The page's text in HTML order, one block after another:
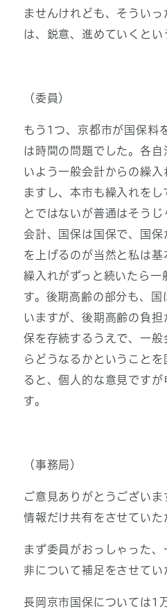
ませんけれども、そうい
は、鋭意、進めていくとい
（委員）
もう1つ、京都市が国保料
は時間の問題でした。各
いよう一般会計からの繰
ますし、本市も繰入れをし
とではないが普通はそう
会計、国保は国保で、国
を上げるのが当然と私は基
繰入れがずっと続いたら一
す。後期高齢の部分も、国
いますが、後期高齢の負
保を存続するうえで、一
らどうなるかということ
ると、個人的な意見ですが
す。
（事務局）
ご意見ありがとうござい
情報だけ共有をさせていた
まず委員がおっしゃった
非について補足をさせてい
長岡京市国保については1